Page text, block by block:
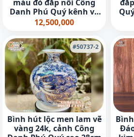
màu đỏ đắp nổi Công
Danh Phú Quý kênh vẽ
vàng 24k, cao 30cm
12,500,000
#50737-2
Bình hút lộc men lam vẽ
vàng 24k, cảnh Công